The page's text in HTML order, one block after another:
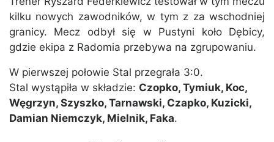
kilku nowych zawodników, w tym z za wschodniej
granicy. Mecz odbył się w Pustyni koło Dębicy,
gdzie ekipa z Radomia przebywa na zgrupowaniu.
W pierwszej połowie Stal przegrała 3:0.
Stal wystąpiła w składzie: Czopko, Tymiuk, Koc,
Węgrzyn, Szyszko, Tarnawski, Czapko, Kuzicki,
Damian Niemczyk, Mielnik, Faka.